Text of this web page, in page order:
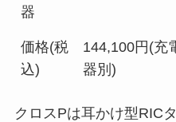
器
価格(税
込)
144,100円(充
器別)
クロスPは耳かけ型RIC